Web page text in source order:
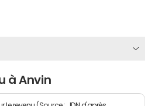
à Anvin